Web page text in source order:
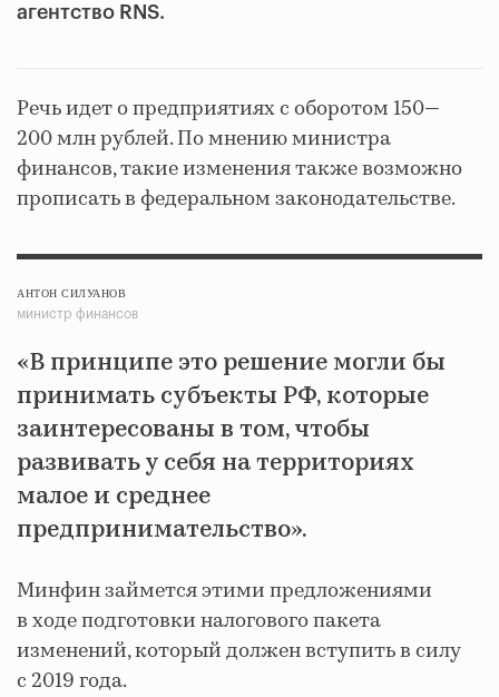
агентство RNS.
Речь идет о предприятиях с оборотом 150—
200 млн рублей. По мнению министра
финансов, такие изменения также возможно
прописать в федеральном законодательстве.
АНТОН СИЛУАНОВ
министр финансов
«В принципе это решение могли бы
принимать субъекты РФ, которые
заинтересованы в том, чтобы
развивать у себя на территориях
малое и среднее
предпринимательство».
Минфин займется этими предложениями
в ходе подготовки налогового пакета
изменений, который должен вступить в силу
с 2019 года.